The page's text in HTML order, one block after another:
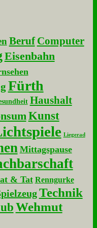
Beruf Computer
Eisenbahn
Fürth
Haushalt
Kunst
Liegerad
Mittagspause
& Tat Renngurke
Technik
Wehmut